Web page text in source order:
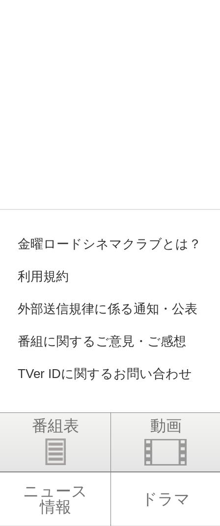
金曜ロードシネマクラブとは？
利用規約
外部送信規律に係る通知・公表
番組に関するご意見・ご感想
TVer IDに関するお問い合わせ
番組表 動画
ニュース
情報
ドラマ